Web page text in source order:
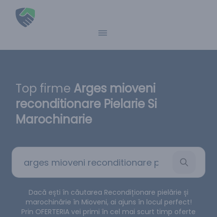
Top firme Arges mioveni
reconditionare Pielarie Si
Marochinarie
Dacă ești în căutarea Recondiționare pielărie și
marochinărie în Mioveni, ai ajuns în locul perfect!
Prin OFERTERIA vei primi în cel mai scurt timp oferte